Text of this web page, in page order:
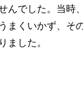
んでした。当時
まくいかず、そ
ました。